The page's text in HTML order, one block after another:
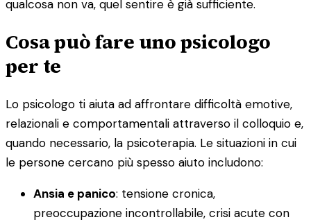
qualcosa non va, quel sentire è già sufficiente.
Cosa può fare uno psicologo
per te
Lo psicologo ti aiuta ad affrontare difficoltà emotive,
relazionali e comportamentali attraverso il colloquio e,
quando necessario, la psicoterapia. Le situazioni in cui
le persone cercano più spesso aiuto includono:
Ansia e panico: tensione cronica,
preoccupazione incontrollabile, crisi acute con